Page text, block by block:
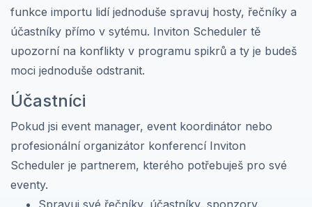
Přihlášení
funkce importu lidí jednoduše spravuj hosty, řečníky a
účastníky přímo v sytému. Inviton Scheduler tě
upozorní na konflikty v programu spikrů a ty je budeš
moci jednoduše odstranit.
Účastníci
Pokud jsi event manager, event koordinátor nebo
profesionální organizátor konferencí Inviton
Scheduler je partnerem, kterého potřebuješ pro své
eventy.
Spravuj své řečníky, účastníky, sponzory,